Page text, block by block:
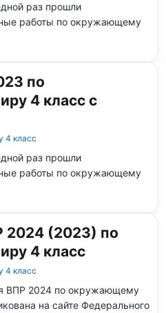
раз прошли
работы по окружающему
по
4 класс с
4 класс
раз прошли
работы по окружающему
2024 (2023) по
4 класс
4 класс
ВПР 2024 по окружающему
на сайте Федерального